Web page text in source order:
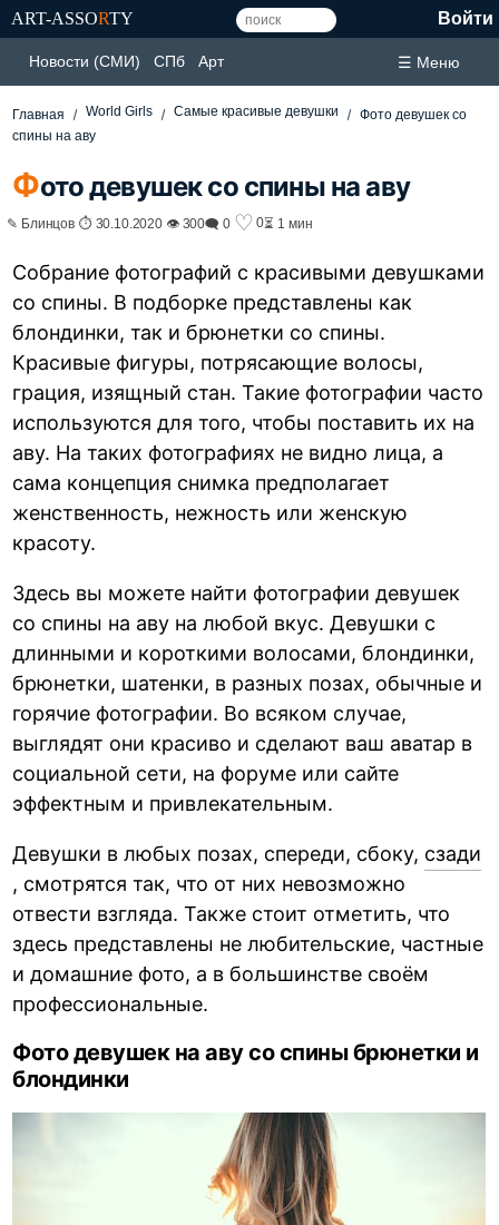
ART-ASSORTY Войти
Новости (СМИ) СПб Арт ☰ Меню
Главная World Girls Самые красивые девушки
Фото девушек со
спины на аву
Фото девушек со спины на аву
✎ Блинцов ⏱ 30.10.2020 👁 300🗨 0 ♡ 0⏳ 1 мин
Собрание фотографий с красивыми девушками
со спины. В подборке представлены как
блондинки, так и брюнетки со спины.
Красивые фигуры, потрясающие волосы,
грация, изящный стан. Такие фотографии часто
используются для того, чтобы поставить их на
аву. На таких фотографиях не видно лица, а
сама концепция снимка предполагает
женственность, нежность или женскую
красоту.
Здесь вы можете найти фотографии девушек
со спины на аву на любой вкус. Девушки с
длинными и короткими волосами, блондинки,
брюнетки, шатенки, в разных позах, обычные и
горячие фотографии. Во всяком случае,
выглядят они красиво и сделают ваш аватар в
социальной сети, на форуме или сайте
эффектным и привлекательным.
Девушки в любых позах, спереди, сбоку, сзади
, смотрятся так, что от них невозможно
отвести взгляда. Также стоит отметить, что
здесь представлены не любительские, частные
и домашние фото, а в большинстве своём
профессиональные.
Фото девушек на аву со спины брюнетки и
блондинки